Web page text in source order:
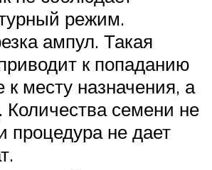
режим.
ампул. Такая
к попаданию
к месту назначения, а
семени не
процедура не дает